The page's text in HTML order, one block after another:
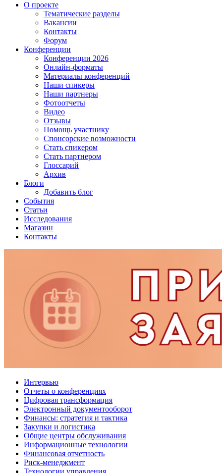
О проекте
Тематические разделы
Вакансии
Контакты
Форум
Конференции
Конференции 2026
Онлайн-форматы
Материалы конференций
Наши спикеры
Наши партнеры
Фотоотчеты
Видео
Отзывы
Помощь участнику
Спонсорские возможности
Стать спикером
Стать партнером
Глоссарий
Архив
Блоги
Добавить блог
События
Статьи
Исследования
Магазин
Контакты
Интервью
Отчеты о конференциях
Цифровая трансформация
Электронный документооборот
Финансы: стратегия и тактика
Закупки и логистика
Общие центры обслуживания
Информационные технологии
Финансовая отчетность
Риск-менеджмент
Технологии управления